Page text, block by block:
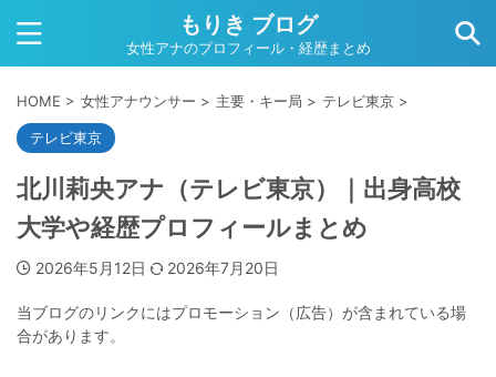
もりき ブログ
女性アナのプロフィール・経歴まとめ
HOME > 女性アナウンサー > 主要・キー局 > テレビ東京 >
テレビ東京
北川莉央アナ（テレビ東京）｜出身高校
大学や経歴プロフィールまとめ
2026年5月12日 2026年7月20日
当ブログのリンクにはプロモーション（広告）が含まれている場
合があります。